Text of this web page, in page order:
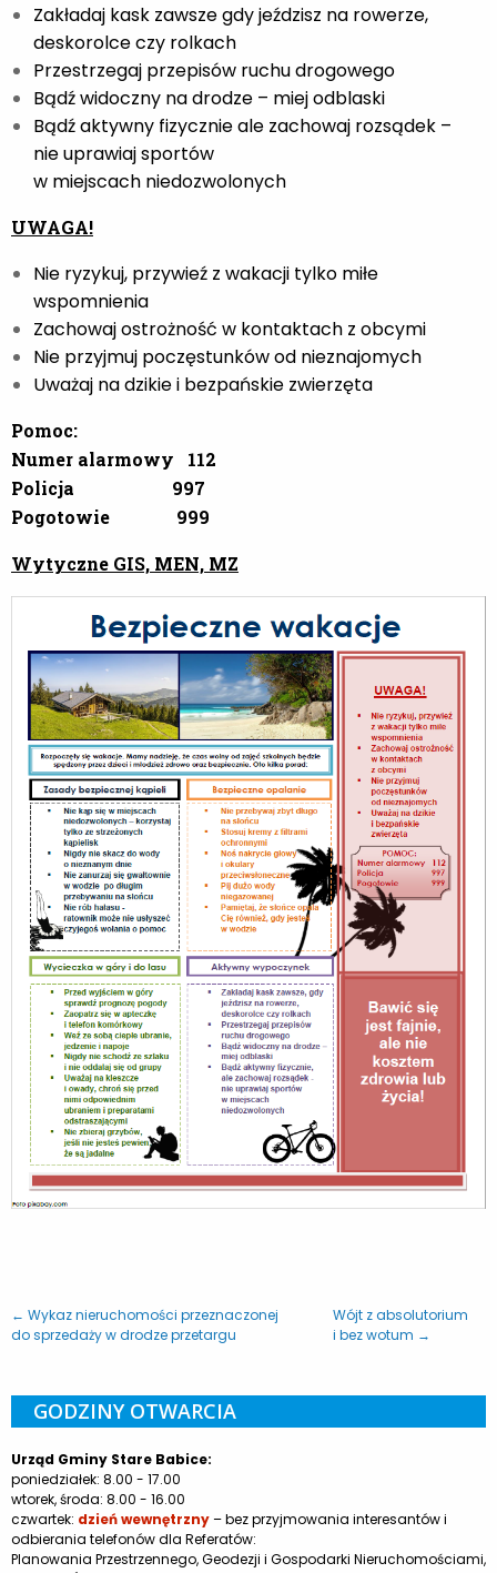
Zakładaj kask zawsze gdy jeździsz na rowerze,
deskorolce czy rolkach
Przestrzegaj przepisów ruchu drogowego
Bądź widoczny na drodze – miej odblaski
Bądź aktywny fizycznie ale zachowaj rozsądek –
nie uprawiaj sportów
w miejscach niedozwolonych
UWAGA!
Nie ryzykuj, przywieź z wakacji tylko miłe
wspomnienia
Zachowaj ostrożność w kontaktach z obcymi
Nie przyjmuj poczęstunków od nieznajomych
Uważaj na dzikie i bezpańskie zwierzęta
Pomoc:
Numer alarmowy 112
Policja 997
Pogotowie 999
Wytyczne GIS, MEN, MZ
← Wykaz nieruchomości przeznaczonej
do sprzedaży w drodze przetargu
Wójt z absolutorium
i bez wotum →
GODZINY OTWARCIA
Urząd Gminy Stare Babice:
poniedziałek: 8.00 - 17.00
wtorek, środa: 8.00 - 16.00
czwartek: dzień wewnętrzny– bez przyjmowania interesantów i
odbierania telefonów dla Referatów:
Planowania Przestrzennego, Geodezji i Gospodarki Nieruchomościami,